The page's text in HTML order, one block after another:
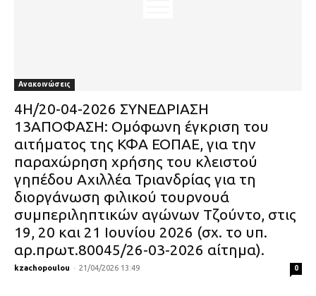
Ανακοινώσεις
4Η/20-04-2026 ΣΥΝΕΔΡΙΑΣΗ
13ΑΠΟΦΑΣΗ: Ομόφωνη έγκριση του
αιτήματος της ΚΦΑ ΕΟΠΑΕ, για την
παραχώρηση χρήσης του κλειστού
γηπέδου Αχιλλέα Τριανδρίας για τη
διοργάνωση φιλικού τουρνουά
συμπεριληπτικών αγώνων Τζούντο, στις
19, 20 και 21 Ιουνίου 2026 (σχ. το υπ.
αρ.πρωτ.80045/26-03-2026 αίτημα).
kzachopoulou - 21/04/2026 13:49 0